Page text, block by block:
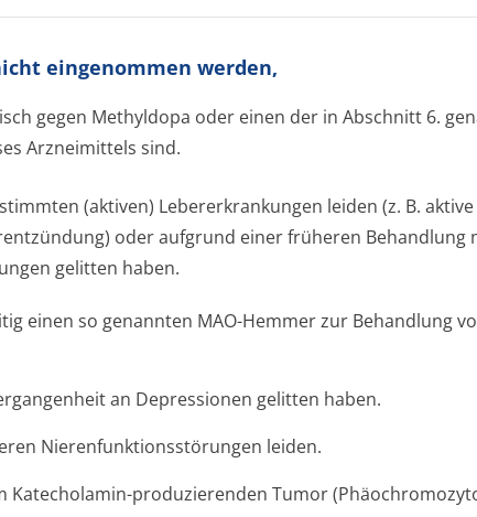
eingenommen werden,
gegen Methyldopa oder einen der in Abschnitt 6.
Arzneimittels sind.
(aktiven) Lebererkrankungen leiden (z. B.
oder aufgrund einer früheren Behandlung
gelitten haben.
einen so genannten MAO-Hemmer zur Behandlung
an Depressionen gelitten haben.
Nierenfunktion­sstörungen leiden.
Katecholamin-produzierenden Tumor